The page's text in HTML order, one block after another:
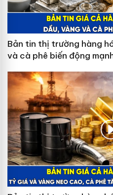
Bản tin thị trường hàng
và cà phê biến động